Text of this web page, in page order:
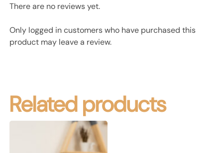
There are no reviews yet.
Only logged in customers who have purchased this
product may leave a review.
Related products